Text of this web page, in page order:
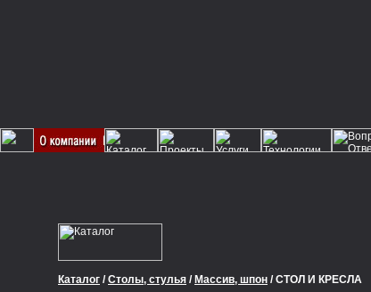
Каталог /Столы, стулья / Массив, шпон / СТОЛ И КРЕСЛА